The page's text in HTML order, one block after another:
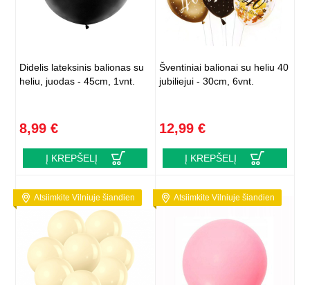
Didelis lateksinis balionas su
heliu, juodas - 45cm, 1vnt.
8,99 €
Į KREPŠELĮ
Šventiniai balionai su heliu 40
jubiliejui - 30cm, 6vnt.
12,99 €
Į KREPŠELĮ
Atsiimkite Vilniuje šiandien Atsiimkite Vilniuje šiandien